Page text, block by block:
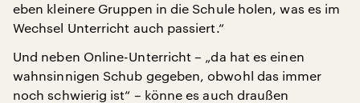
eben kleinere Gruppen in die Schule holen, was es im
Wechsel Unterricht auch passiert.“
Und neben Online-Unterricht – „da hat es einen
wahnsinnigen Schub gegeben, obwohl das immer
noch schwierig ist“ – könne es auch draußen